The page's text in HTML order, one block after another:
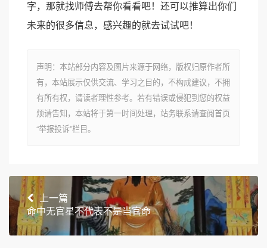
字，那就找师傅去帮你看看吧！还可以推算出你们
未来的很多信息，感兴趣的就去试试吧！
声明：本站部分内容及图片来源于网络，版权归原作者所
有，本站展示仅供交流、学习之目的，不构成建议，不拥
有所有权，请读者理性参考。若有错误或侵犯到您的权益
烦请告知，本站将于第一时间处理，站务联系请查阅首页
“举报投诉”栏目。
上一篇
命中无官星不代表不是当官命